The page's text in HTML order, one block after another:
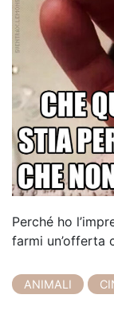
Perché ho
farmi un’offerta
ANIMALI